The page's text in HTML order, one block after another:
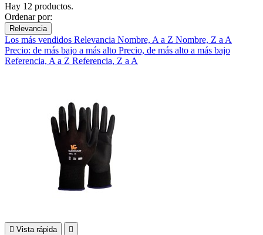
Hay 12 productos.
Ordenar por:
Relevancia
Los más vendidos Relevancia Nombre, A a Z Nombre, Z a A
Precio: de más bajo a más alto Precio, de más alto a más bajo
Referencia, A a Z Referencia, Z a A
 Vista rápida 